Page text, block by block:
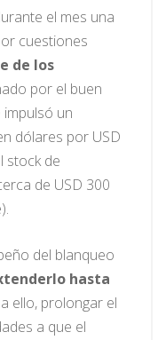
el mes una
cuestiones
de los
por el buen
un
dólares por USD
stock de
de USD 300
del blanqueo
hasta
ello, prolongar el
a que el